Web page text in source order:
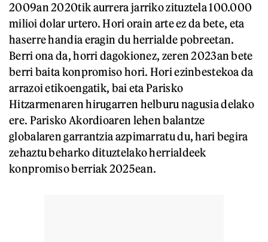
2009an 2020tik aurrera jarriko zituztela 100.000
milioi dolar urtero. Hori orain arte ez da bete, eta
haserre handia eragin du herrialde pobreetan.
Berri ona da, horri dagokionez, zeren 2023an bete
berri baita konpromiso hori. Hori ezinbestekoa da
arrazoi etikoengatik, bai eta Parisko
Hitzarmenaren hirugarren helburu nagusia delako
ere. Parisko Akordioaren lehen balantze
globalaren garrantzia azpimarratu du, hari begira
zehaztu beharko dituztelako herrialdeek
konpromiso berriak 2025ean.